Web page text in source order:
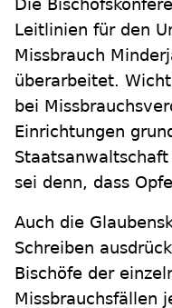
Die
Leitlinien für den
Missbrauch
überarbeitet.
bei
Einrichtungen
sei denn, dass
Auch die
Schreiben
Bischöfe der
Missbrauchsfällen